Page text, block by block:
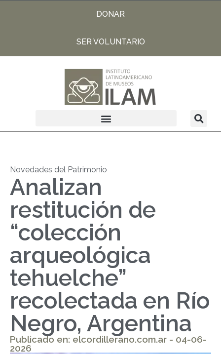
DONAR
SER VOLUNTARIO
Novedades del Patrimonio
Analizan
restitución de
“colección
arqueológica
tehuelche”
recolectada en Río
Negro, Argentina
Publicado en: elcordillerano.com.ar - 04-06-
2026